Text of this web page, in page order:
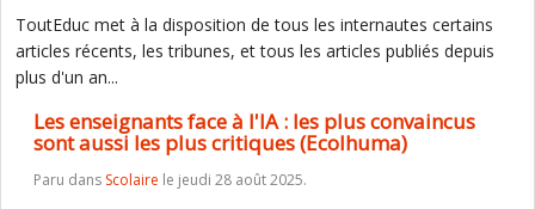
ToutEduc met à la disposition de tous les internautes certains
articles récents, les tribunes, et tous les articles publiés depuis
plus d'un an...
Les enseignants face à l'IA : les plus convaincus
sont aussi les plus critiques (Ecolhuma)
Paru dans Scolaire le jeudi 28 août 2025.